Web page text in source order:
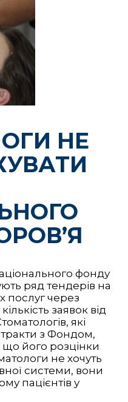
НЕ
фонду
ряд тендерів на
послуг через
заявок від
які
з Фондом,
його розцінки
не хочуть
системи, вони
пацієнтів у